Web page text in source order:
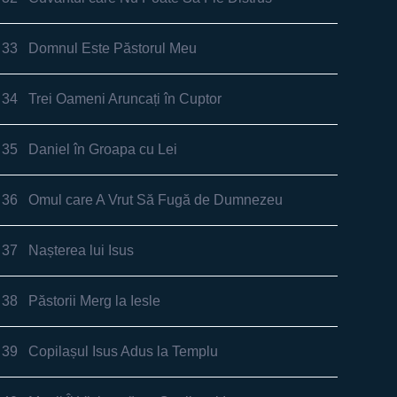
33 Domnul Este Păstorul Meu
34 Trei Oameni Aruncați în Cuptor
35 Daniel în Groapa cu Lei
36 Omul care A Vrut Să Fugă de Dumnezeu
37 Nașterea lui Isus
38 Păstorii Merg la Iesle
39 Copilașul Isus Adus la Templu